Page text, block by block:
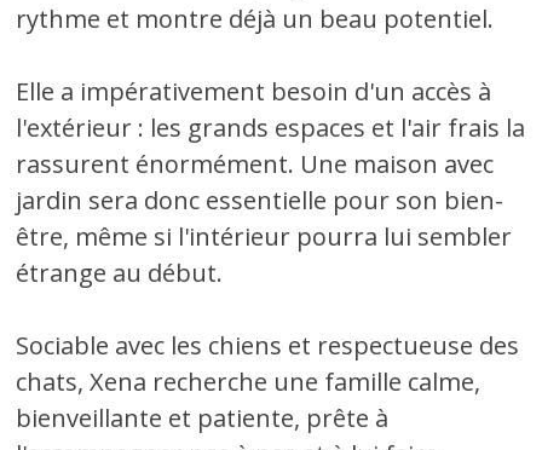
rythme et montre déjà un beau potentiel.
Elle a impérativement besoin d'un accès à
l'extérieur : les grands espaces et l'air frais la
rassurent énormément. Une maison avec
jardin sera donc essentielle pour son bien-
être, même si l'intérieur pourra lui sembler
étrange au début.
Sociable avec les chiens et respectueuse des
chats, Xena recherche une famille calme,
bienveillante et patiente, prête à